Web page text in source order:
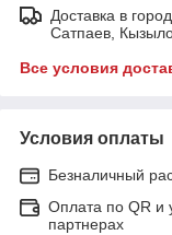
Доставка в
Сатпаев,
Все условия
Условия оплаты
Безналичный
Оплата по QR и
партнерах